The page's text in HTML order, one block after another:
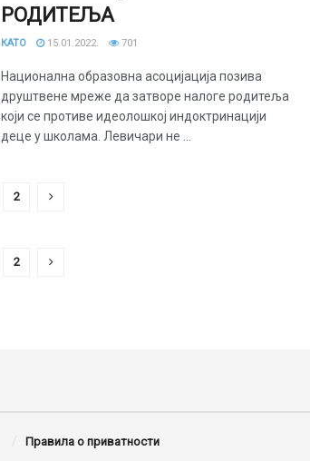
РОДИТЕЉА
КАТО 15.01.2022. 701
Национална образовна асоцијација позива
друштвене мреже да затворе налоге родитеља
који се противе идеолошкој индоктринацији
деце у школама. Левичари не ...
2
2
Правила о приватности